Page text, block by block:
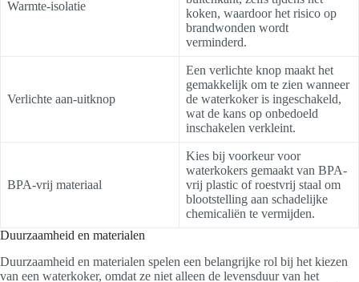
Warmte-isolatie
koken, waardoor het risico op
brandwonden wordt
verminderd.
Verlichte aan-uitknop
Een verlichte knop maakt het
gemakkelijk om te zien wanneer
de waterkoker is ingeschakeld,
wat de kans op onbedoeld
inschakelen verkleint.
BPA-vrij materiaal
Kies bij voorkeur voor
waterkokers gemaakt van BPA-
vrij plastic of roestvrij staal om
blootstelling aan schadelijke
chemicaliën te vermijden.
Duurzaamheid en materialen
Duurzaamheid en materialen spelen een belangrijke rol bij het kiezen
van een waterkoker, omdat ze niet alleen de levensduur van het